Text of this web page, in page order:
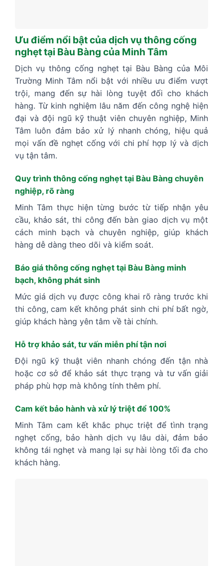
Ưu điểm nổi bật của dịch vụ thông cống
nghẹt tại Bàu Bàng của Minh Tâm
Dịch vụ thông cống nghẹt tại Bàu Bàng của Môi
Trường Minh Tâm nổi bật với nhiều ưu điểm vượt
trội, mang đến sự hài lòng tuyệt đối cho khách
hàng. Từ kinh nghiệm lâu năm đến công nghệ hiện
đại và đội ngũ kỹ thuật viên chuyên nghiệp, Minh
Tâm luôn đảm bảo xử lý nhanh chóng, hiệu quả
mọi vấn đề nghẹt cống với chi phí hợp lý và dịch
vụ tận tâm.
Quy trình thông cống nghẹt tại Bàu Bàng chuyên
nghiệp, rõ ràng
Minh Tâm thực hiện từng bước từ tiếp nhận yêu
cầu, khảo sát, thi công đến bàn giao dịch vụ một
cách minh bạch và chuyên nghiệp, giúp khách
hàng dễ dàng theo dõi và kiểm soát.
Báo giá thông cống nghẹt tại Bàu Bàng minh
bạch, không phát sinh
Mức giá dịch vụ được công khai rõ ràng trước khi
thi công, cam kết không phát sinh chi phí bất ngờ,
giúp khách hàng yên tâm về tài chính.
Hỗ trợ khảo sát, tư vấn miễn phí tận nơi
Đội ngũ kỹ thuật viên nhanh chóng đến tận nhà
hoặc cơ sở để khảo sát thực trạng và tư vấn giải
pháp phù hợp mà không tính thêm phí.
Cam kết bảo hành và xử lý triệt để 100%
Minh Tâm cam kết khắc phục triệt để tình trạng
nghẹt cống, bảo hành dịch vụ lâu dài, đảm bảo
không tái nghẹt và mang lại sự hài lòng tối đa cho
khách hàng.